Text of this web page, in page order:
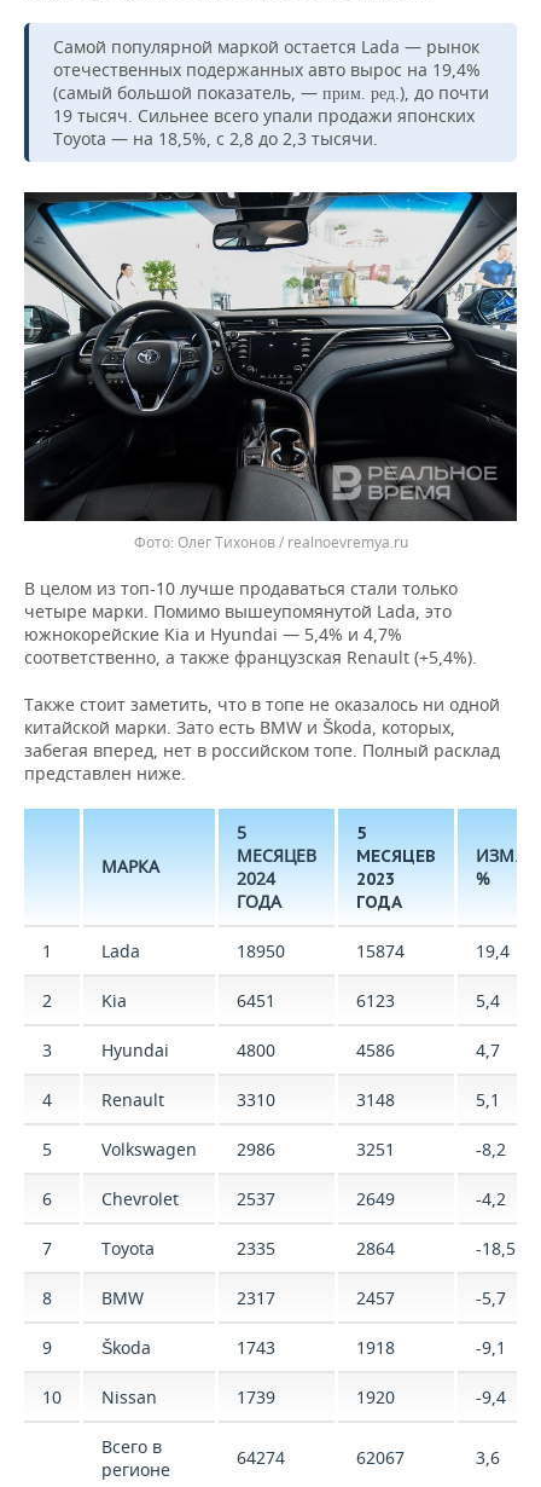
Самой популярной маркой остается Lada — рынок
отечественных подержанных авто вырос на 19,4%
(самый большой показатель, — прим. ред.), до почти
19 тысяч. Сильнее всего упали продажи японских
Toyota — на 18,5%, с 2,8 до 2,3 тысячи.
Олег Тихонов / realnoevremya.ru
В целом из топ-10 лучше продаваться стали только
четыре марки. Помимо вышеупомянутой Lada, это
южнокорейские Kia и Hyundai — 5,4% и 4,7%
соответственно, а также французская Renault (+5,4%).
Также стоит заметить, что в топе не оказалось ни одной
китайской марки. Зато есть BMW и Škoda, которых,
забегая вперед, нет в российском топе. Полный расклад
представлен ниже.
МАРКА
5
МЕСЯЦЕВ
2024
ГОДА
5
МЕСЯЦЕВ
2023
ГОДА
ИЗМ.,
%
1 Lada 18950 15874 19,4
2 Kia 6451 6123 5,4
3 Hyundai 4800 4586 4,7
4 Renault 3310 3148 5,1
5 Volkswagen 2986 3251 -8,2
6 Chevrolet 2537 2649 -4,2
7 Toyota 2335 2864 -18,5
8 BMW 2317 2457 -5,7
9 Škoda 1743 1918 -9,1
10 Nissan 1739 1920 -9,4
Всего в
регионе
64274 62067 3,6